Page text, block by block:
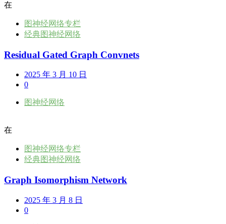
在
图神经网络专栏
经典图神经网络
Residual Gated Graph Convnets
2025 年 3 月 10 日
0
图神经网络
在
图神经网络专栏
经典图神经网络
Graph Isomorphism Network
2025 年 3 月 8 日
0